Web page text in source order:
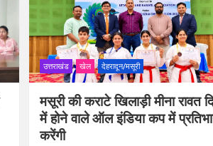
उत्तराखंड खेल देहरादून/मसूरी
मसूरी की कराटे खिलाड़ी मीना रावत
में होने वाले ऑल इंडिया कप में
करेंगी